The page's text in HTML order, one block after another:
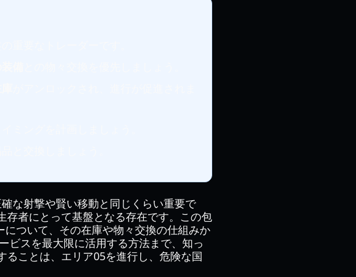
な射撃や賢い移動と同じくらい重要で
者にとって基盤となる存在です。この包
について、その在庫や物々交換の仕組みか
ビスを最大限に活用する方法まで、知っ
ことは、エリア05を進行し、危険な国